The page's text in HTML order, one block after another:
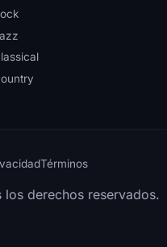
Términos
los derechos reservados.